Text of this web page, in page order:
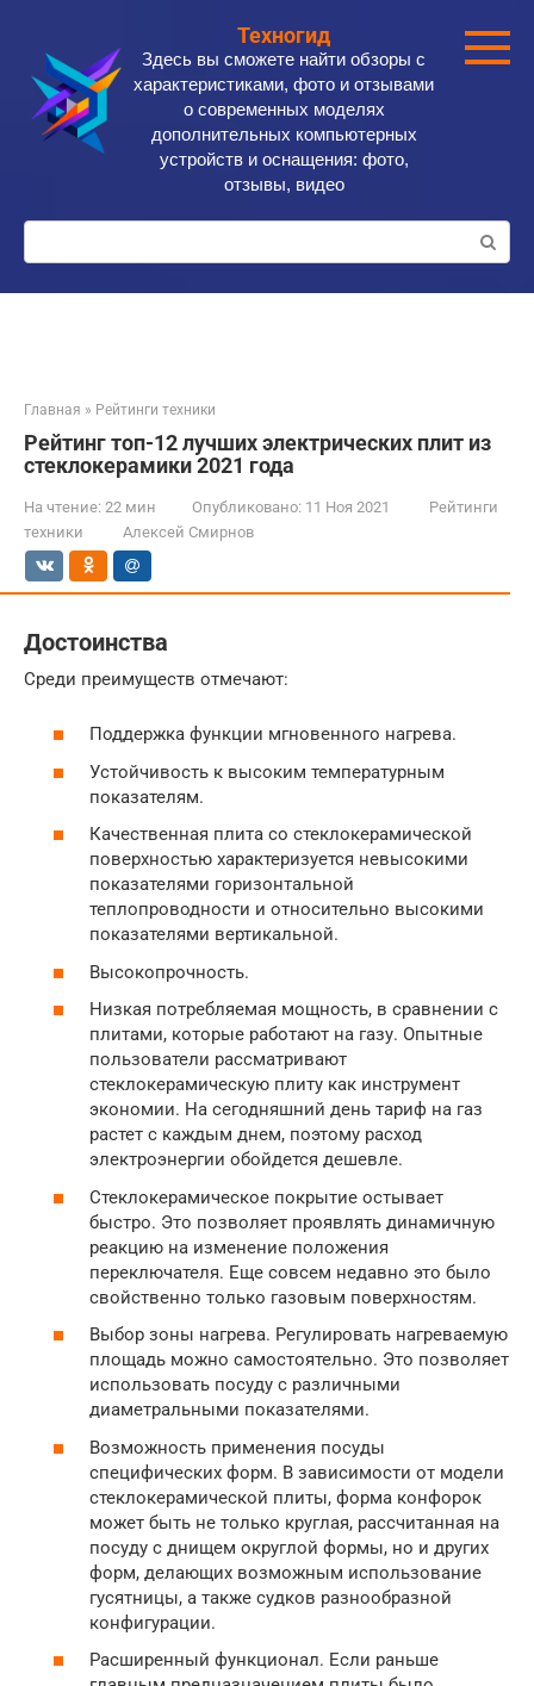
контенту
Техногид
Здесь вы сможете найти обзоры с
характеристиками, фото и отзывами
о современных моделях
дополнительных компьютерных
устройств и оснащения: фото,
отзывы, видео
Поиск:
Главная » Рейтинги техники
Рейтинг топ-12 лучших электрических плит из
стеклокерамики 2021 года
На чтение: 22 мин Опубликовано: 11 Ноя 2021
Рейтинги
техники
Алексей Смирнов
Достоинства
Среди преимуществ отмечают:
Поддержка функции мгновенного нагрева.
Устойчивость к высоким температурным
показателям.
Качественная плита со стеклокерамической
поверхностью характеризуется невысокими
показателями горизонтальной
теплопроводности и относительно высокими
показателями вертикальной.
Высокопрочность.
Низкая потребляемая мощность, в сравнении с
плитами, которые работают на газу. Опытные
пользователи рассматривают
стеклокерамическую плиту как инструмент
экономии. На сегодняшний день тариф на газ
растет с каждым днем, поэтому расход
электроэнергии обойдется дешевле.
Стеклокерамическое покрытие остывает
быстро. Это позволяет проявлять динамичную
реакцию на изменение положения
переключателя. Еще совсем недавно это было
свойственно только газовым поверхностям.
Выбор зоны нагрева. Регулировать нагреваемую
площадь можно самостоятельно. Это позволяет
использовать посуду с различными
диаметральными показателями.
Возможность применения посуды
специфических форм. В зависимости от модели
стеклокерамической плиты, форма конфорок
может быть не только круглая, рассчитанная на
посуду с днищем округлой формы, но и других
форм, делающих возможным использование
гусятницы, а также судков разнообразной
конфигурации.
Расширенный функционал. Если раньше